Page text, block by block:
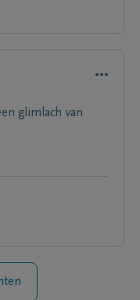
glimlach van